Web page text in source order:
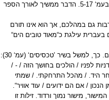
משלוח מנות, ביצים, מיץ פקעיות סלרי, שוש, הודו וחמוציות – ואלו רק הטעמים המוזכרים בעמ‘ 5-17. הדבר ממשיך לאורך הספר
גם במהלכם, אך הוא אינו תורם
עילגת כ“מאוד טובים הים“
אזכורי השואה התכופים ברצף הדימויים חסר-ההגיון אינם רק חסרי טעם, כי אם לא מוסריים. כך, למשל בשיר ’טכסיסים‘ (עמ‘ 30):
לפניו / הולכים בחושך הזה / - /
היד. / מהכל התרחקתי. / שמתי
/ אם הם ידועים / עוד אוויר“.
מישור נמוך ורדוד. זילות זו